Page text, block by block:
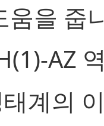
움을 줍
AZ
계의